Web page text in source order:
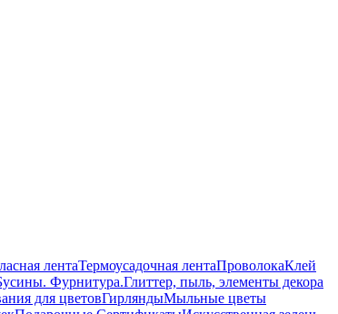
лентаТермоусадочная лентаПроволокаКлей
Фурнитура.Глиттер, пыль, элементы декора
для цветовГирляндыМыльные цветы